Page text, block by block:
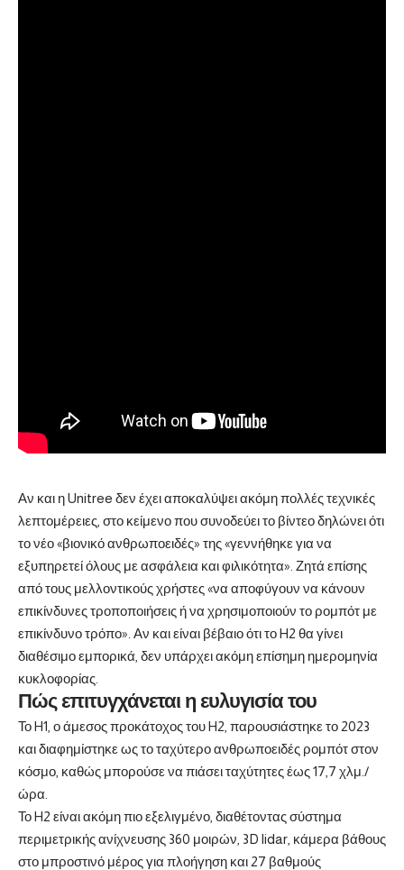
Αν και η Unitree δεν έχει αποκαλύψει ακόμη πολλές τεχνικές
λεπτομέρειες, στο κείμενο που συνοδεύει το βίντεο δηλώνει ότι
το νέο «βιονικό ανθρωποειδές» της «γεννήθηκε για να
εξυπηρετεί όλους με ασφάλεια και φιλικότητα». Ζητά επίσης
από τους μελλοντικούς χρήστες «να αποφύγουν να κάνουν
επικίνδυνες τροποποιήσεις ή να χρησιμοποιούν το ρομπότ με
επικίνδυνο τρόπο». Αν και είναι βέβαιο ότι το H2 θα γίνει
διαθέσιμο εμπορικά, δεν υπάρχει ακόμη επίσημη ημερομηνία
κυκλοφορίας.
Πώς επιτυγχάνεται η ευλυγισία του
Το H1, ο άμεσος προκάτοχος του H2, παρουσιάστηκε το 2023
και διαφημίστηκε ως το ταχύτερο ανθρωποειδές ρομπότ στον
κόσμο, καθώς μπορούσε να πιάσει ταχύτητες έως 17,7 χλμ./
ώρα.
Το H2 είναι ακόμη πιο εξελιγμένο, διαθέτοντας σύστημα
περιμετρικής ανίχνευσης 360 μοιρών, 3D lidar, κάμερα βάθους
στο μπροστινό μέρος για πλοήγηση και 27 βαθμούς